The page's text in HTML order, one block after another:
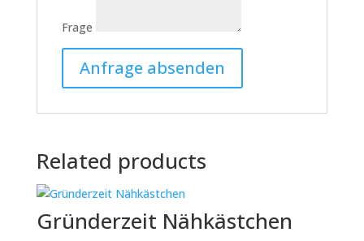
Frage
Related products
Gründerzeit Nähkästchen